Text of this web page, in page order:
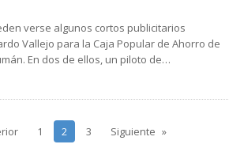
verse algunos cortos publicitarios
Vallejo para la Caja Popular de Ahorro de
En dos de ellos, un piloto de…
1 2 3 Siguiente